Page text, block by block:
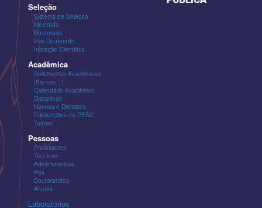
Seleção
Sistema de Seleção
Mestrado
Doutorado
Pós-Doutorado
Iniciação Científica
Acadêmica
Solicitações Acadêmicas
(Bancas...)
Calendário Acadêmico
Disciplinas
Normas e Diretrizes
Publicações do PESC
Turmas
Pessoas
Professores
Técnicos-
Administrativos
Pós-
Doutorandos
Alunos
Laboratórios